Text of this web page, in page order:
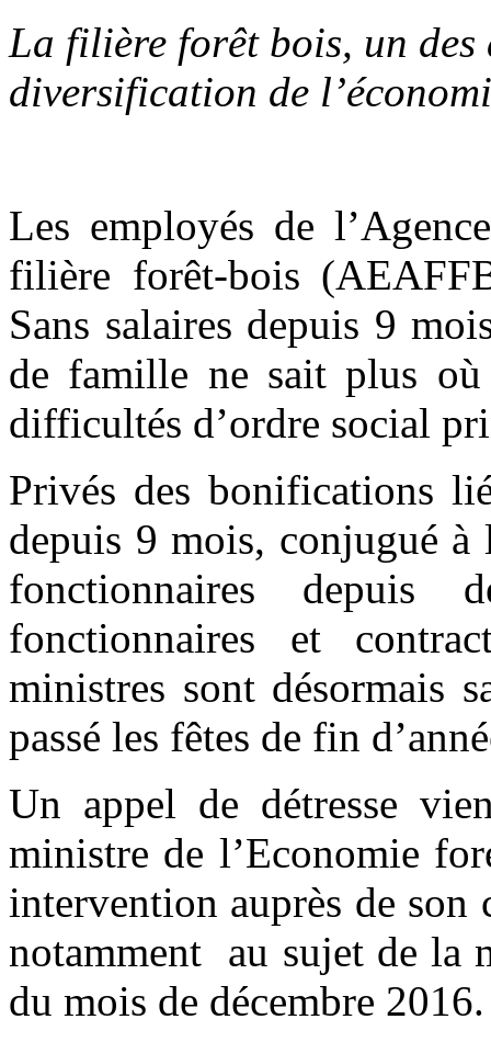
La filière forêt bois, un des
diversification de
Les employés de
filière forêt-bois
Sans salaires depuis 9
de famille ne sait plus
difficultés d’ordre social
Privés des bonifications
depuis 9 mois, conjugué à
fonctionnaires depuis
fonctionnaires et
ministres sont désormais
passé les fêtes de fin
Un appel de détresse
ministre de l’Economie
intervention auprès de
notamment au sujet de la
du mois de décembre 2016.